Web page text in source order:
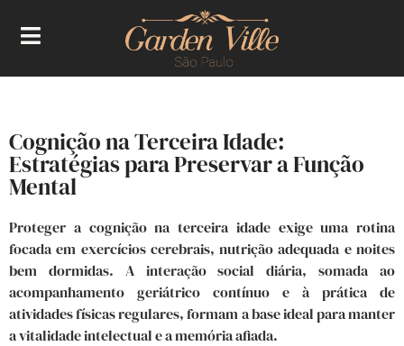
Cognição na Terceira Idade:
Estratégias para Preservar a Função
Mental
Proteger a cognição na terceira idade exige uma rotina
focada em exercícios cerebrais, nutrição adequada e noites
bem dormidas. A interação social diária, somada ao
acompanhamento geriátrico contínuo e à prática de
atividades físicas regulares, formam a base ideal para manter
a vitalidade intelectual e a memória afiada.